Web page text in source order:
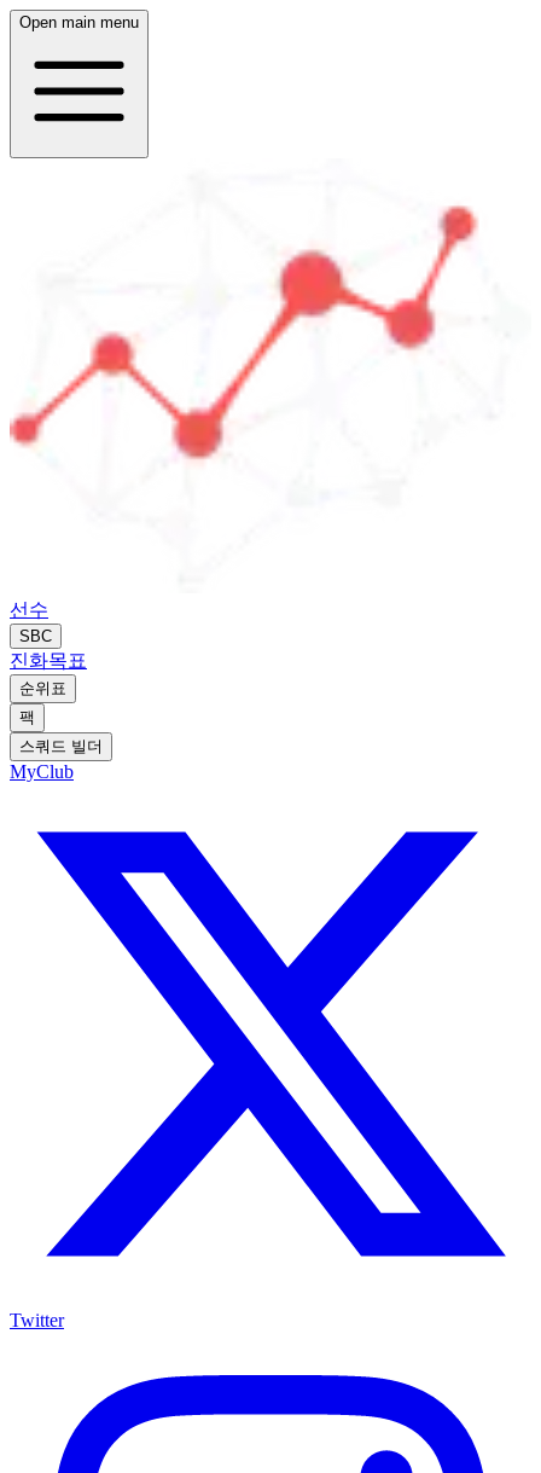
Open main menu
선수
SBC
진화목표
순위표
팩
스쿼드 빌더
MyClub
Twitter